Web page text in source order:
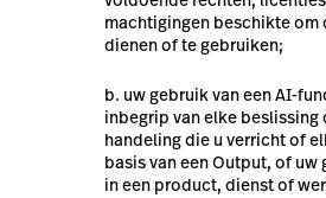
machtigingen beschikte
dienen of te gebruiken;
uw gebruik van een AI-
inbegrip van elke beslissing
handeling die u verricht of
basis van een Output, of
in een product, dienst of